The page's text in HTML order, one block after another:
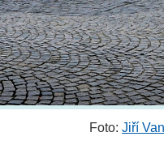
Foto: Jiří